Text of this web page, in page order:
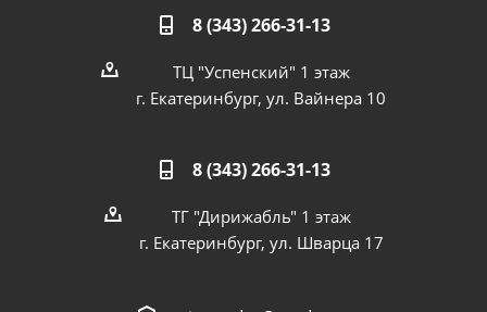
8 (343) 266-31-13
ТЦ "Успенский" 1 этаж
г. Екатеринбург, ул. Вайнера 10
8 (343) 266-31-13
ТГ "Дирижабль" 1 этаж
г. Екатеринбург, ул. Шварца 17